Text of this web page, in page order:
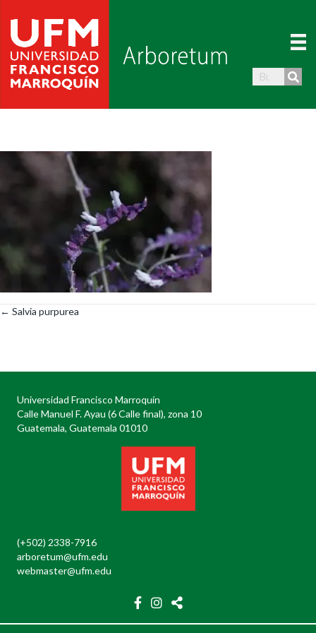
Posts
← Salvia purpurea
Universidad Francisco Marroquín
Calle Manuel F. Ayau (6 Calle final), zona 10
Guatemala, Guatemala 01010
(+502) 2338-7916
arboretum@ufm.edu
webmaster@ufm.edu